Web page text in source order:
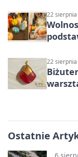
22
22
Ostatnie